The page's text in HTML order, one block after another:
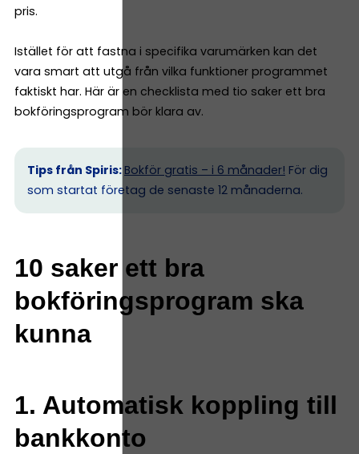
pris.
Istället för att fastna i specifika varumärken kan det
vara smart att utgå från vilka funktioner programmet
faktiskt har. Här är en checklista med tio saker ett bra
bokföringsprogram bör klara av.
Tips från Spiris: Bokför gratis – i 6 månader! För dig
som startat företag de senaste 12 månaderna.
10 saker ett bra
bokföringsprogram ska
kunna
1. Automatisk koppling till
bankkonto